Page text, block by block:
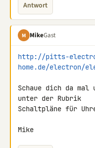
Antwort
M MikeGast
http://pitts-
home.de/electron/
Schaue dich da
unter der Rubrik
Schaltpläne für
Mike